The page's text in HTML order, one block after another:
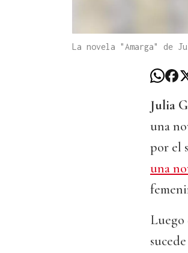
La novela "Amarga" de
Julia
una
por el
una
Luego